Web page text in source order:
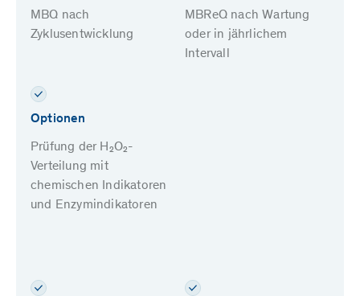
MBQ nach
Zyklusentwicklung
MBReQ nach Wartung
oder in jährlichem
Intervall
Optionen
Prüfung der H₂O₂-
Verteilung mit
chemischen Indikatoren
und Enzymindikatoren